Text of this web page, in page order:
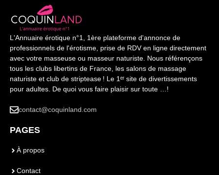
L'Annuaire érotique n°1, 1ère plateforme d'annonce de
professionnels de l'érotisme, prise de RDV en ligne directement
avec votre masseuse ou masseur naturiste. Nous référençons
tous les clubs libertins de France, les salons de massage
naturiste et club de striptease ! Le 1ᵉʳ site de divertissements
pour adultes. De quoi vous faire plaisir sur toute …!
contact@coquinland.com
PAGES
À propos
Contact